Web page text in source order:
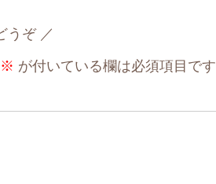
うぞ
※ が付いている欄は必須項目です